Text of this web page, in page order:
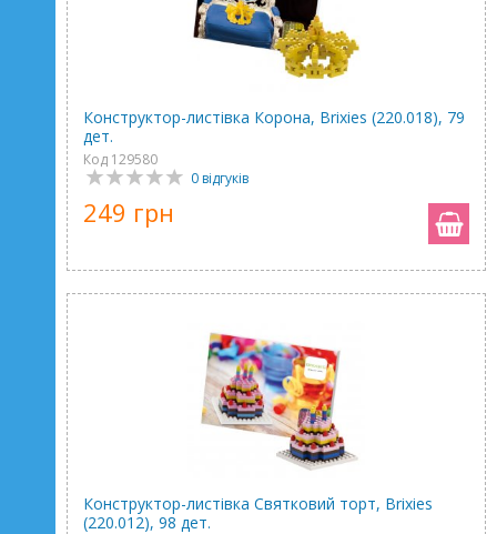
Конструктор-листівка Корона, Brixies (220.018), 79
дет.
Код 129580
0 відгуків
249 грн
Конструктор-листівка Святковий торт, Brixies
(220.012), 98 дет.